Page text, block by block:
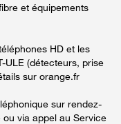
et équipements
HD et les
ULE (détecteurs, prise
sur orange.fr
sur rendez-
via appel au Service